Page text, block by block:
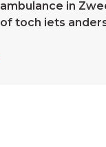
ambulance in
of toch iets